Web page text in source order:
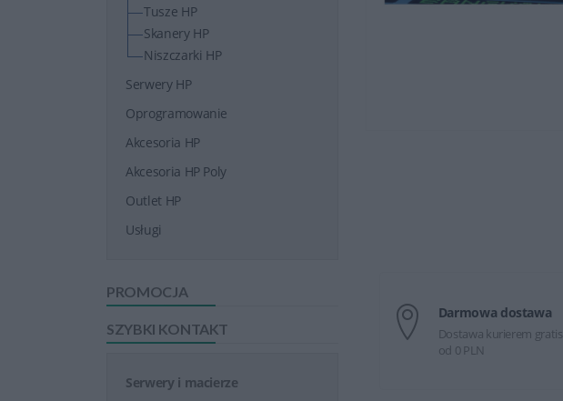
Tusze HP
Skanery HP
Niszczarki HP
Serwery HP
Oprogramowanie
Akcesoria HP
Akcesoria HP Poly
Outlet HP
Usługi
PROMOCJA
SZYBKI KONTAKT
Serwery i macierze
Darmowa dostawa
Dostawa kurierem gratis
od 0 PLN